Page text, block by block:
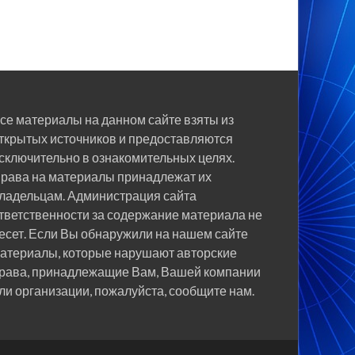
материалы на данном сайте взяты из
источников и предоставляются
в ознакомительных целях.
на материалы принадлежат их
Администрация сайта
за содержание материала не
Если Вы обнаружили на нашем сайте
которые нарушают авторские
принадлежащие Вам, Вашей компании
организации, пожалуйста, сообщите нам.